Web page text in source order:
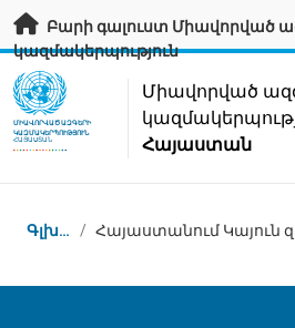
Անցնել հիմնական
Բարի գալուստ Միավորված
կազմակերպություն
UN Logo
ՄԻԱՎՈՐՎԱԾ ԱԶԳԵՐԻ
ԿԱԶՄԱԿԵՐՊՈՒԹՅՈՒՆ
ՀԱՅԱՍՏԱՆ
Միավորված
Հայաստան
Կայքում գտնվելու վայրը
Գլխավոր /